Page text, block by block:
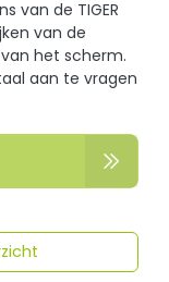
van de TIGER
van de
het scherm.
aan te vragen